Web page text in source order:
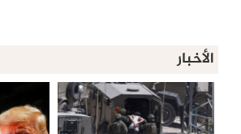
الأخبار